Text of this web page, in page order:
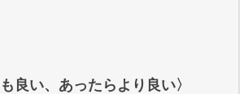
も良い、あったらより良い〉